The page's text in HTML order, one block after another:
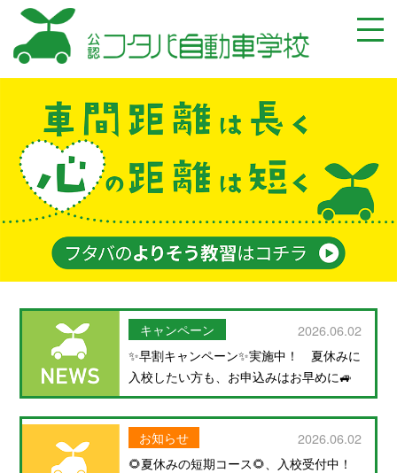
2026.06.02
キャンペーン
✨早割キャンペーン✨実施中！ 夏休みに
入校したい方も、お申込みはお早めに🚙
2026.06.02
お知らせ
🌻夏休みの短期コース🌻、入校受付中！